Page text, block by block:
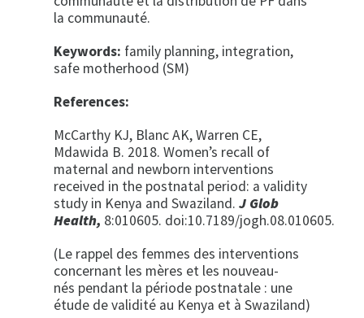
la communauté.
Keywords: family planning, integration,
safe motherhood (SM)
References:
McCarthy KJ, Blanc AK, Warren CE,
Mdawida B. 2018. Women’s recall of
maternal and newborn interventions
received in the postnatal period: a validity
study in Kenya and Swaziland. J Glob
Health, 8:010605. doi:10.7189/jogh.08.010605.
(Le rappel des femmes des interventions
concernant les mères et les nouveau-
nés pendant la période postnatale : une
étude de validité au Kenya et à Swaziland)